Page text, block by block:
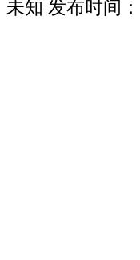
未知 发布时间：